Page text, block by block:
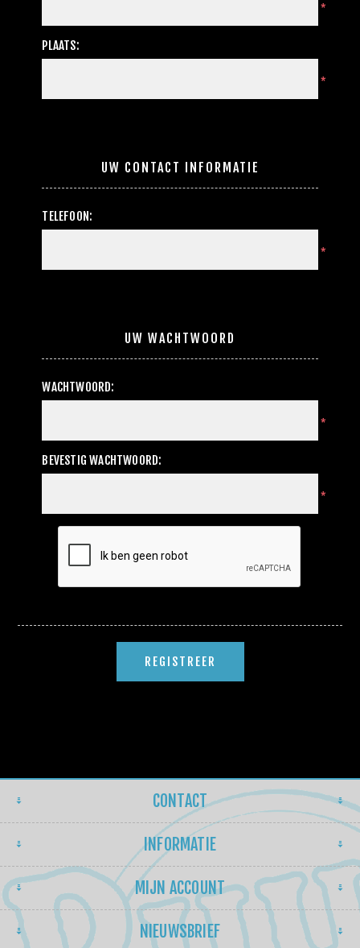
*
PLAATS:
*
UW CONTACT INFORMATIE
TELEFOON:
*
UW WACHTWOORD
WACHTWOORD:
*
BEVESTIG WACHTWOORD:
*
CONTACT
INFORMATIE
MIJN ACCOUNT
NIEUWSBRIEF